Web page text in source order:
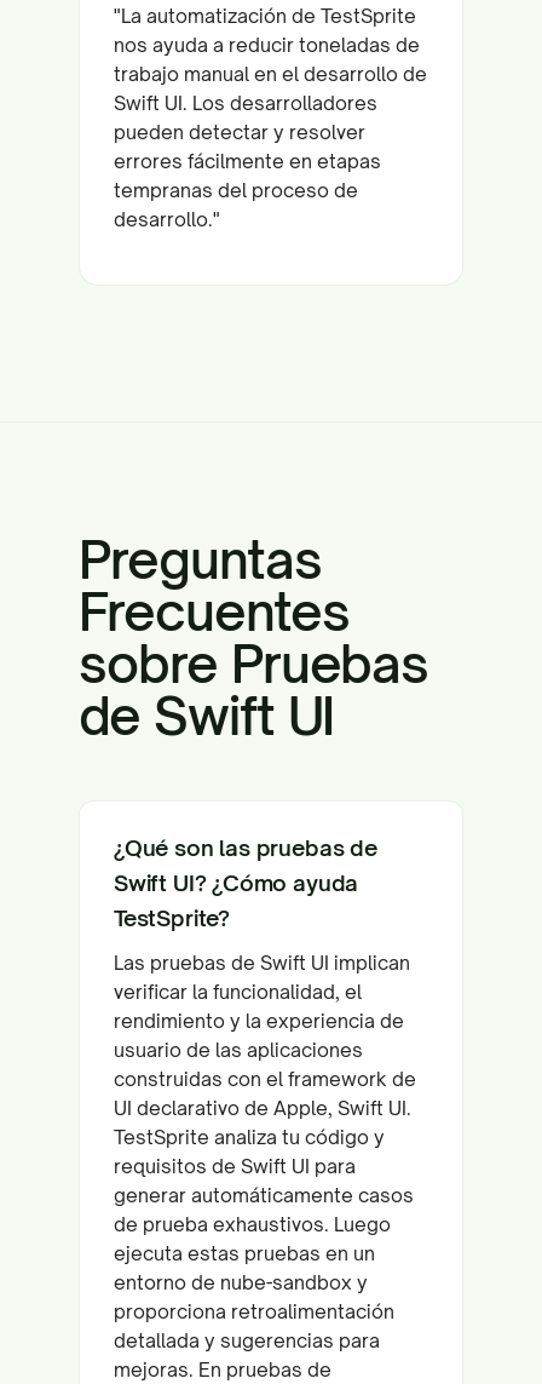
"La automatización de TestSprite
nos ayuda a reducir toneladas de
trabajo manual en el desarrollo de
Swift UI. Los desarrolladores
pueden detectar y resolver
errores fácilmente en etapas
tempranas del proceso de
desarrollo."
Preguntas
Frecuentes
sobre Pruebas
de Swift UI
¿Qué son las pruebas de
Swift UI? ¿Cómo ayuda
TestSprite?
Las pruebas de Swift UI implican
verificar la funcionalidad, el
rendimiento y la experiencia de
usuario de las aplicaciones
construidas con el framework de
UI declarativo de Apple, Swift UI.
TestSprite analiza tu código y
requisitos de Swift UI para
generar automáticamente casos
de prueba exhaustivos. Luego
ejecuta estas pruebas en un
entorno de nube-sandbox y
proporciona retroalimentación
detallada y sugerencias para
mejoras. En pruebas de